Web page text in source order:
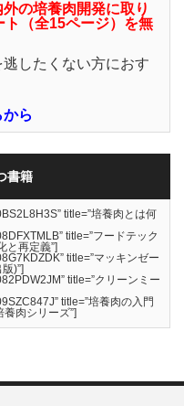
外の培養肉開発に取り
（全15ページ）を無
したくない方におす
ら
書籍
title=”培養肉とは何
title=”フードテック
再定義”]
title=”マッキンゼー
)”]
title=”クリーンミー
title=”培養肉の入門
肉シリーズ”]